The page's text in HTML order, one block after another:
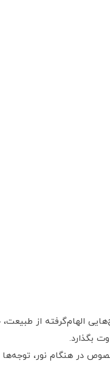
الهام‌گرفته از طبیعت،
بگذارد.
در هنگام نور، توجه‌ها